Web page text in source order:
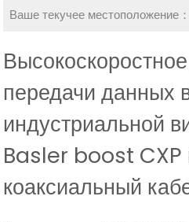
Ваше текучее местоположение：
передачи данных
индустриальной
Basler boost CXP
коаксиальный